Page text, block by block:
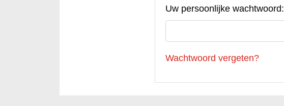
Uw persoonlijke wachtwoord:
Wachtwoord vergeten?